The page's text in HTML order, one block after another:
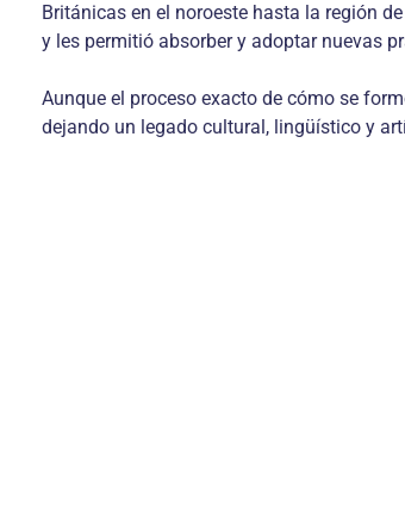
Británicas en el noroeste hasta la región
y les permitió absorber y adoptar nuevas
Aunque el proceso exacto de cómo se
dejando un legado cultural, lingüístico y